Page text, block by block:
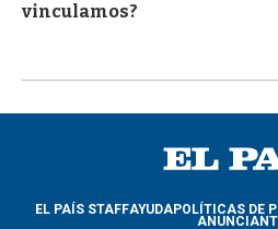
vinculamos?
EL PAÍS STAFFAYUDAPOLÍTICAS DE